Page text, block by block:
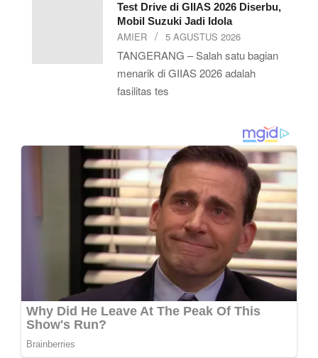
Test Drive di GIIAS 2026 Diserbu,
Mobil Suzuki Jadi Idola
AMIER 5 AGUSTUS 2026
TANGERANG – Salah satu bagian
menarik di GIIAS 2026 adalah
fasilitas tes